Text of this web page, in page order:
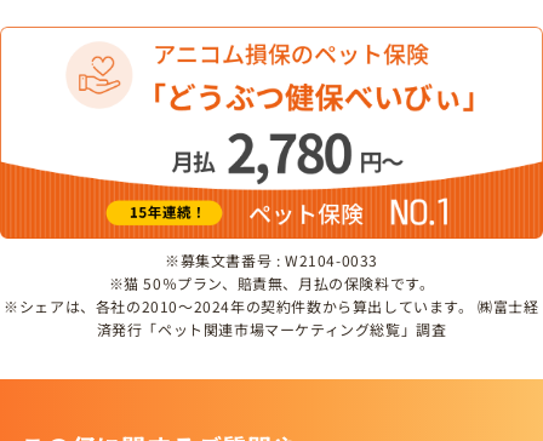
※募集文書番号 : W2104-0033
※猫 50％プラン、賠責無、月払の保険料です。
※シェアは、各社の2010～2024年の契約件数から算出しています。 ㈱富士経
済発行「ペット関連市場マーケティング総覧」調査